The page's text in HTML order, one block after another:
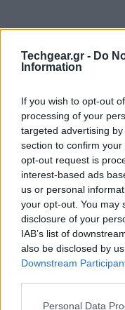
Techgear.gr - Do
Information
If you wish to opt-out
processing of your
targeted advertising
section to confirm
opt-out request is
interest-based ads
us or personal
your opt-out. You may
disclosure of your
IAB’s list of
also be disclosed by
Downstream
Please note that this
Personal Data